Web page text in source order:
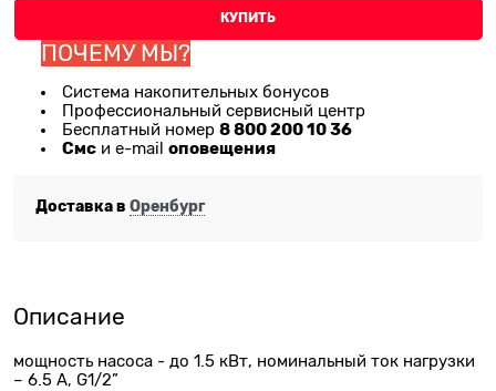
КУПИТЬ
ПОЧЕМУ МЫ?
Система накопительных бонусов
Профессиональный сервисный центр
Бесплатный номер 8 800 200 10 36
Смс и e-mail оповещения
Доставка в Оренбург
Описание
мощность насоса - до 1.5 кВт, номинальный ток нагрузки
– 6.5 А, G1/2”